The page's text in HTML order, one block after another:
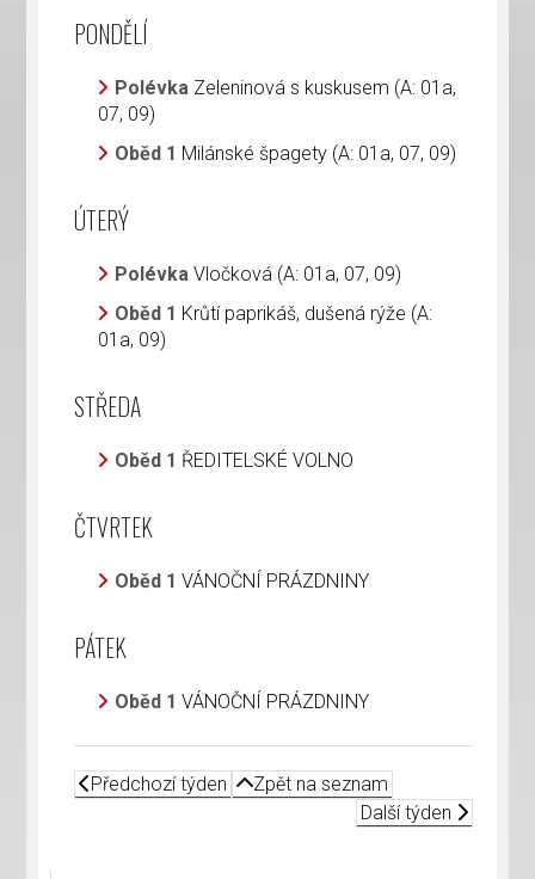
PONDĚLÍ
Polévka Zeleninová s kuskusem (A: 01a,
07, 09)
Oběd 1 Milánské špagety (A: 01a, 07, 09)
ÚTERÝ
PolévkaVločková (A: 01a, 07, 09)
Oběd 1 Krůtí paprikáš, dušená rýže (A:
01a, 09)
STŘEDA
Oběd 1 ŘEDITELSKÉ VOLNO
ČTVRTEK
Oběd 1VÁNOČNÍ PRÁZDNINY
PÁTEK
Oběd 1VÁNOČNÍ PRÁZDNINY
Předchozí týden
Zpět na seznam
Další týden